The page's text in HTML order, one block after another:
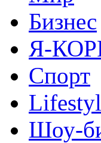
Бизнес
Я-
Спорт
Шоу-